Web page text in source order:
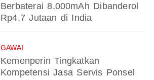
Berbaterai 8.000mAh Dibanderol
Rp4,7 Jutaan di India
GAWAI
Kemenperin Tingkatkan
Kompetensi Jasa Servis Ponsel